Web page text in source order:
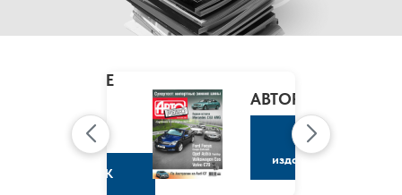
CLAIRE
МАРИ
КЛЭР
К
АВТОРЕВЮ
К
изданию